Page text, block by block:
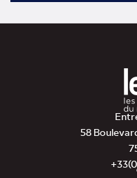
58